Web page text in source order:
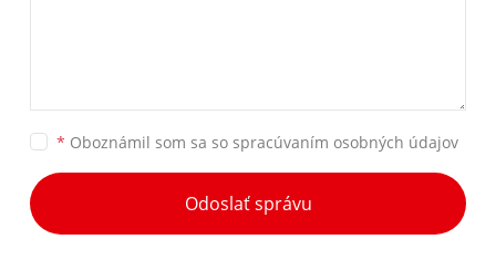
* Oboznámil som sa so spracúvaním osobných údajov
Odoslať správu